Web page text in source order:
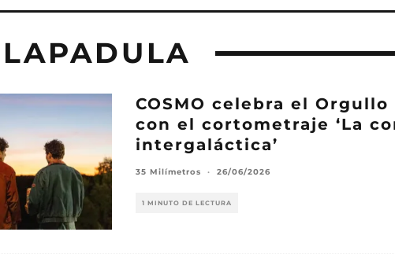
COSMO celebra el Orgullo
con el cortometraje ‘La
intergaláctica’
35 Milímetros · 26/06/2026
1 MINUTO DE LECTURA